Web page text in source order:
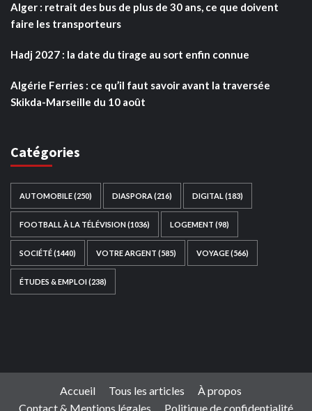
Alger : retrait des bus de plus de 30 ans, ce que doivent
faire les transporteurs
Hadj 2027 : la date du tirage au sort enfin connue
Algérie Ferries : ce qu’il faut savoir avant la traversée
Skikda-Marseille du 10 août
Catégories
AUTOMOBILE(250) DIASPORA(216) DIGITAL (183)
FOOTBALL À LA TÉLÉVISION(1036) LOGEMENT (98)
SOCIÉTÉ(1440) VOTRE ARGENT (585) VOYAGE(566)
ÉTUDES & EMPLOI(238)
Accueil Tous les articles
À propos
Contact & Mentions légales
Politique de confidentialité